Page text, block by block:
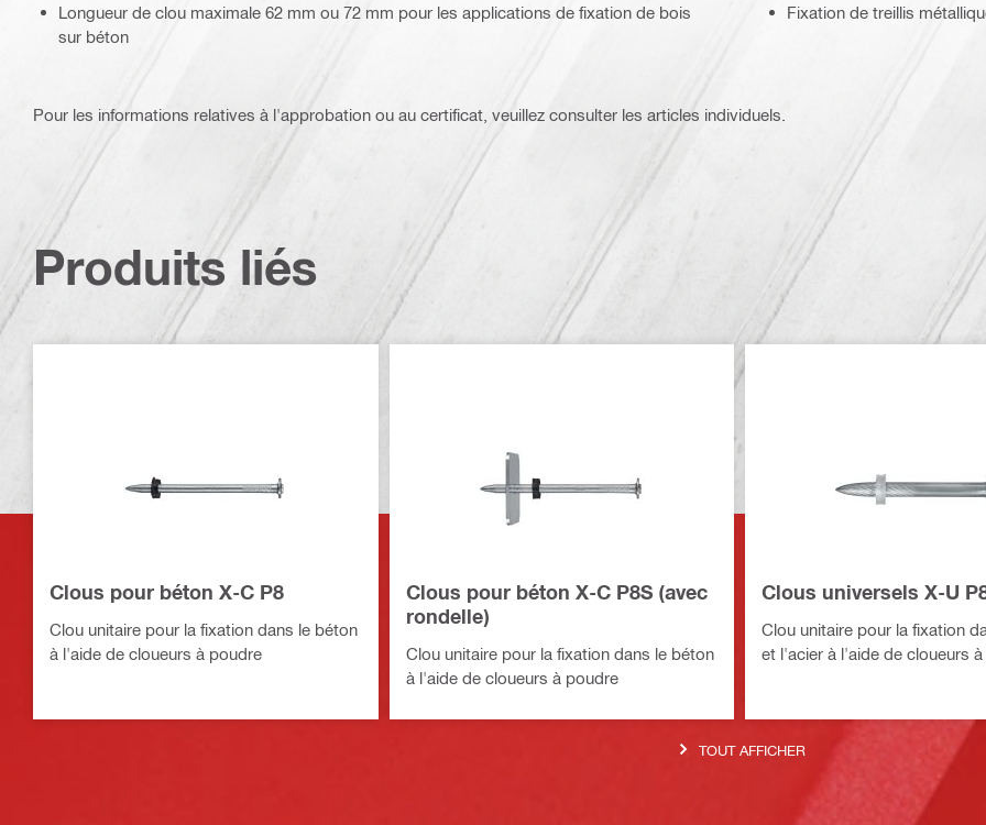
Longueur de clou maximale 62 mm ou 72 mm pour les applications de fixation de bois
sur béton
Fixation de treillis
Pour les informations relatives à l'approbation ou au certificat, veuillez consulter les articles individuels.
Produits liés
Clous pour béton X-C P8
Clou unitaire pour la fixation dans le béton
à l'aide de cloueurs à poudre
Clous pour béton X-C P8S (avec
rondelle)
Clou unitaire pour la fixation dans le béton
à l'aide de cloueurs à poudre
Clous universels X-U
Clou unitaire pour la fixation
et l'acier à l'aide de cloueurs
TOUT AFFICHER